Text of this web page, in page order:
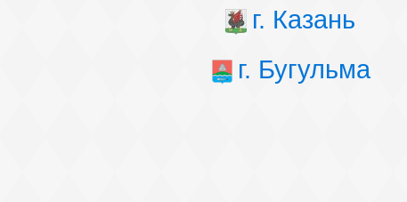
г. Казань
г. Бугульма